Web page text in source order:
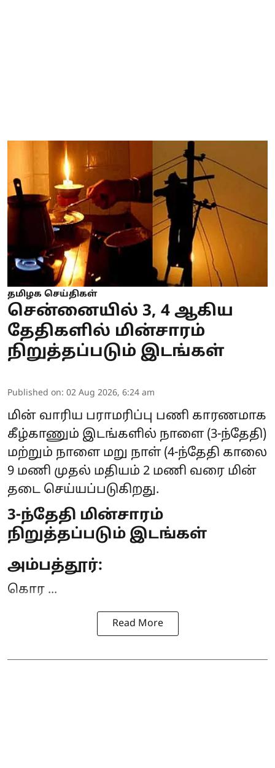
தமிழக செய்திகள்
சென்னையில் 3, 4 ஆகிய
தேதிகளில் மின்சாரம்
நிறுத்தப்படும் இடங்கள்
Published on: 02 Aug 2026, 6:24 am
மின் வாரிய பராமரிப்பு பணி காரணமாக
கீழ்காணும் இடங்களில் நாளை (3-ந்தேதி)
மற்றும் நாளை மறு நாள் (4-ந்தேதி காலை
9 மணி முதல் மதியம் 2 மணி வரை மின்
தடை செய்யப்படுகிறது.
3-ந்தேதி மின்சாரம்
நிறுத்தப்படும் இடங்கள்
அம்பத்தூர்:
கொர ...
Read More